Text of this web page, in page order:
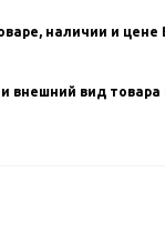
наличии и
внешний вид товара